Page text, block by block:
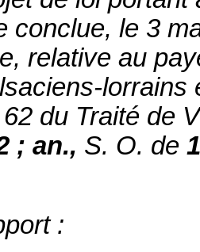
conclue, le 3
relative au
lorrains
du Traité de
; an., S. O. de
: